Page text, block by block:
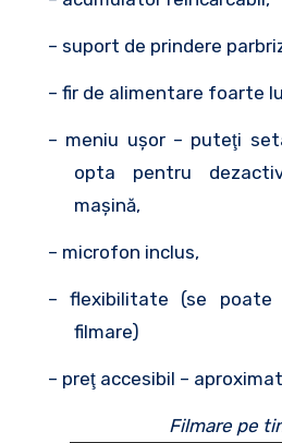
– suport de prindere
– fir de alimentare foarte
– meniu uşor – puteţi
opta pentru
maşină,
– microfon inclus,
– flexibilitate (se poate
filmare)
– preţ accesibil –
Filmare pe